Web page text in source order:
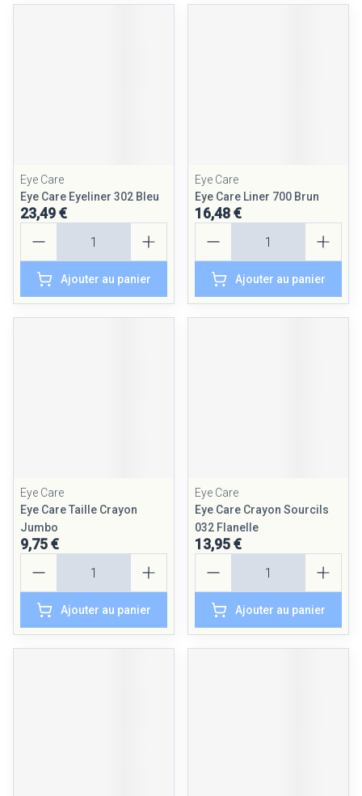
Eye Care
Eye Care Eyeliner 302 Bleu
23,49 €
Ajouter au panier
Eye Care
Eye Care Liner 700 Brun
16,48 €
Ajouter au panier
Eye Care
Eye Care Taille Crayon
Jumbo
9,75 €
Ajouter au panier
Eye Care
Eye Care Crayon Sourcils
032 Flanelle
13,95 €
Ajouter au panier